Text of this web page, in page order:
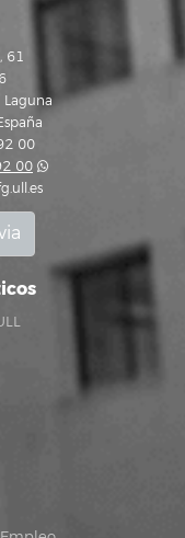
61
Laguna
00
00